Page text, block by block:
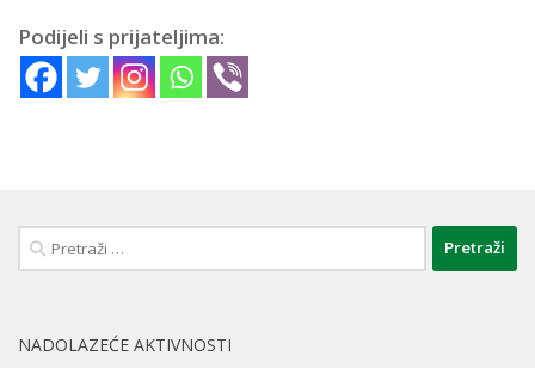
Podijeli s prijateljima:
Pretraži:
NADOLAZEĆE AKTIVNOSTI